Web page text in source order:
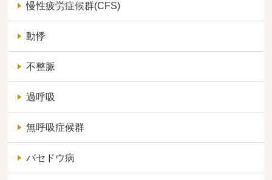
慢性疲労症候群(CFS)
動悸
不整脈
過呼吸
無呼吸症候群
バセドウ病